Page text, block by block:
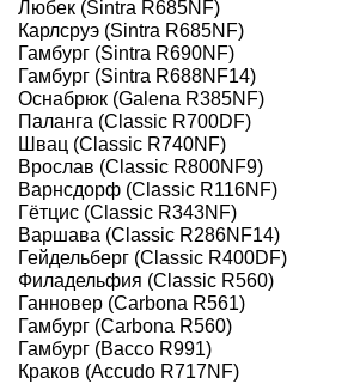
Любек (Sintra R685NF)
Карлсруэ (Sintra R685NF)
Гамбург (Sintra R690NF)
Гамбург (Sintra R688NF14)
Оснабрюк (Galena R385NF)
Паланга (Classic R700DF)
Швац (Classic R740NF)
Врослав (Classic R800NF9)
Варнсдорф (Classic R116NF)
Гётцис (Classic R343NF)
Варшава (Classic R286NF14)
Гейдельберг (Classic R400DF)
Филадельфия (Classic R560)
Ганновер (Carbona R561)
Гамбург (Carbona R560)
Гамбург (Bacco R991)
Краков (Accudo R717NF)